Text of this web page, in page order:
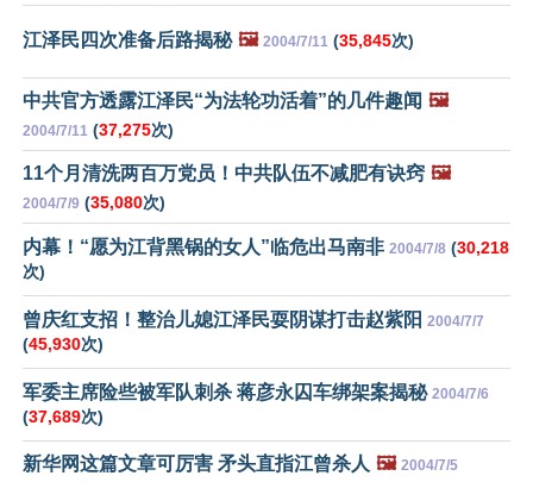
江泽民四次准备后路揭秘 🖼️ 2004/7/11 (35,845次)
中共官方透露江泽民“为法轮功活着”的几件趣闻 🖼️
2004/7/11 (37,275次)
11个月清洗两百万党员！中共队伍不减肥有诀窍 🖼️
2004/7/9 (35,080次)
内幕！“愿为江背黑锅的女人”临危出马南非 2004/7/8 (30,218
次)
曾庆红支招！整治儿媳江泽民耍阴谋打击赵紫阳 2004/7/7
(45,930次)
军委主席险些被军队刺杀 蒋彦永囚车绑架案揭秘 2004/7/6
(37,689次)
新华网这篇文章可厉害 矛头直指江曾杀人 🖼️ 2004/7/5